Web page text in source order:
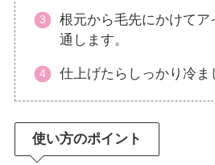
根元から毛先にかけてア
通します。
仕上げたらしっかり冷ま
使い方のポイント